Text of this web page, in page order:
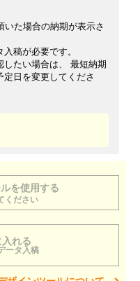
いた場合の納期が表示さ
稿が必要です。
たい場合は、 最短納期
日を変更してくださ
を使用する
ください
入れる
ータ入稿